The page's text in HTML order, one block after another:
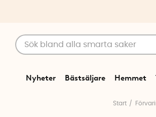
Nyheter Bästsäljare Hemmet
Start